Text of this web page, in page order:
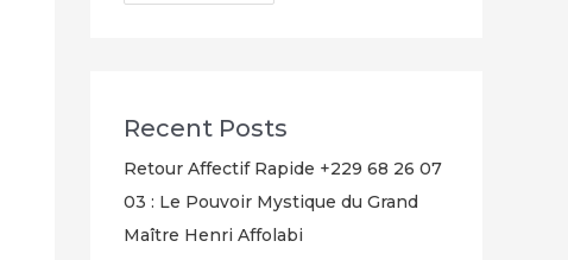
Recent Posts
Retour Affectif Rapide +229 68 26 07
03 : Le Pouvoir Mystique du Grand
Maître Henri Affolabi